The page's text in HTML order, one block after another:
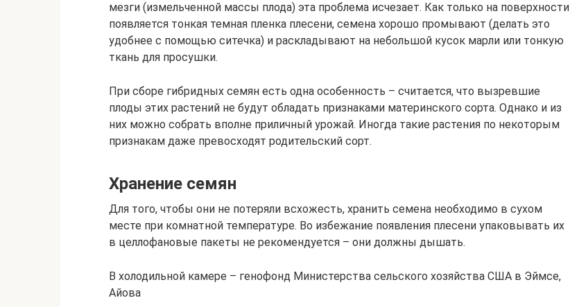
мезги (измельченной массы плода) эта проблема исчезает. Как только на поверхности
появляется тонкая темная пленка плесени, семена хорошо промывают (делать это
удобнее с помощью ситечка) и раскладывают на небольшой кусок марли или тонкую
ткань для просушки.
При сборе гибридных семян есть одна особенность – считается, что вызревшие
плоды этих растений не будут обладать признаками материнского сорта. Однако и из
них можно собрать вполне приличный урожай. Иногда такие растения по некоторым
признакам даже превосходят родительский сорт.
Хранение семян
Для того, чтобы они не потеряли всхожесть, хранить семена необходимо в сухом
месте при комнатной температуре. Во избежание появления плесени упаковывать их
в целлофановые пакеты не рекомендуется – они должны дышать.
В холодильной камере – генофонд Министерства сельского хозяйства США в Эймсе,
Айова